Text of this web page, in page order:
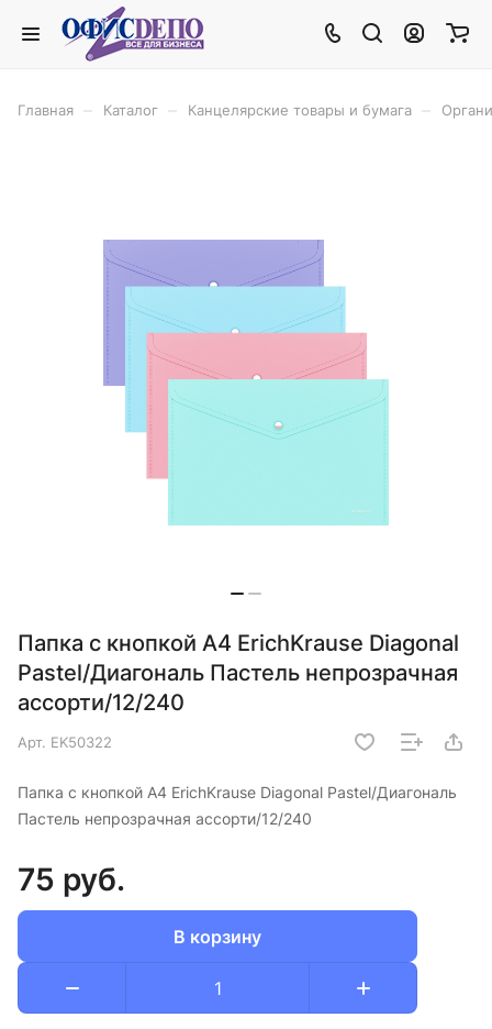
Главная Каталог Канцелярские товары и бумага
Папка с кнопкой А4 ErichKrause Diagonal
Pastel/Диагональ Пастель непрозрачная
ассорти/12/240
Арт. EK50322
Папка с кнопкой А4 ErichKrause Diagonal Pastel/Диагональ
Пастель непрозрачная ассорти/12/240
75 руб.
В корзину